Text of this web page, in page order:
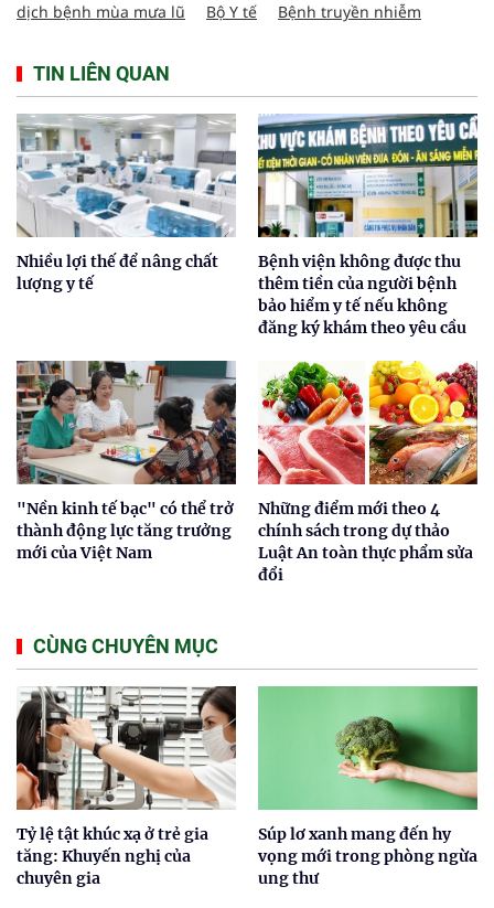
dịch bệnh mùa mưa lũ
Bộ Y tế Bệnh truyền nhiễm
TIN LIÊN QUAN
Nhiều lợi thế để nâng chất
lượng y tế
Bệnh viện không được thu
thêm tiền của người bệnh
bảo hiểm y tế nếu không
đăng ký khám theo yêu cầu
"Nền kinh tế bạc" có thể trở
thành động lực tăng trưởng
mới của Việt Nam
Những điểm mới theo 4
chính sách trong dự thảo
Luật An toàn thực phẩm sửa
đổi
CÙNG CHUYÊN MỤC
Tỷ lệ tật khúc xạ ở trẻ gia
tăng: Khuyến nghị của
chuyên gia
Súp lơ xanh mang đến hy
vọng mới trong phòng ngừa
ung thư